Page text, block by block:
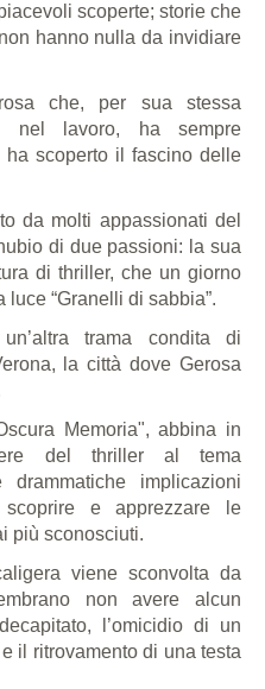
scoperte; storie che
hanno nulla da invidiare
che, per sua stessa
nel lavoro, ha sempre
scoperto il fascino delle
da molti appassionati del
di due passioni: la sua
di thriller, che un giorno
“Granelli di sabbia”.
trama condita di
la città dove Gerosa
Memoria", abbina in
del thriller al tema
implicazioni
e apprezzare le
più sconosciuti.
viene sconvolta da
non avere alcun
l’omicidio di un
il ritrovamento di una testa